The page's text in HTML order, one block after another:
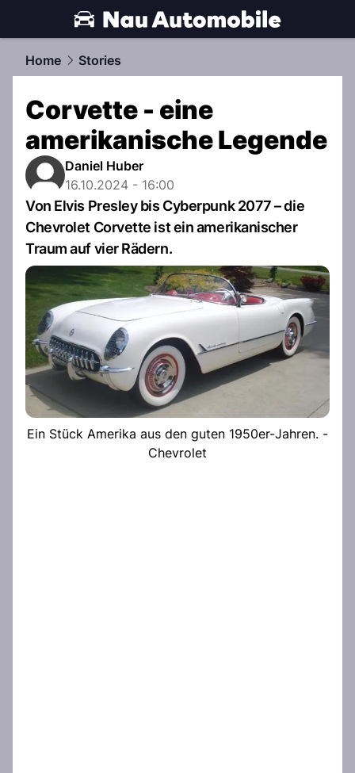
automobile.NAU.ch
Home Stories
Corvette - eine
amerikanische Legende
Daniel Huber
16.10.2024 - 16:00
Von Elvis Presley bis Cyberpunk 2077 – die
Chevrolet Corvette ist ein amerikanischer
Traum auf vier Rädern.
Ein Stück Amerika aus den guten 1950er-Jahren. -
Chevrolet